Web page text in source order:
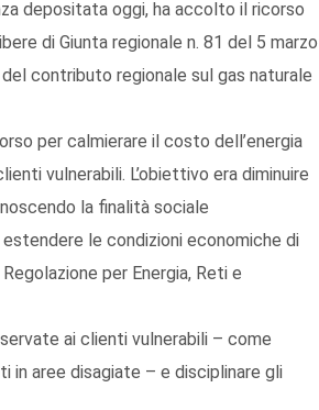
depositata oggi, ha accolto il ricorso
di Giunta regionale n. 81 del 5 marzo
contributo regionale sul gas naturale
per calmierare il costo dell’energia
vulnerabili. L’obiettivo era diminuire
la finalità sociale
le condizioni economiche di
per Energia, Reti e
ai clienti vulnerabili – come
in aree disagiate – e disciplinare gli